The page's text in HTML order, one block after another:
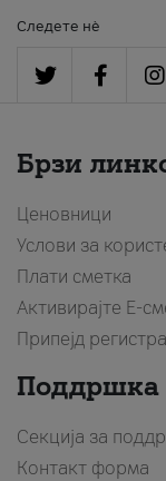
Следете нè
Брзи
Ценовници
Услови за
Плати сметка
Активирајте Е-
Припејд
Поддршка
Секција за
Контакт форма